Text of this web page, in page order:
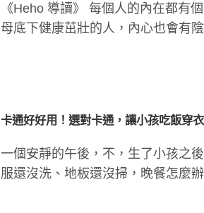
《Heho 導讀》 每個人的內在都有
母底下健康茁壯的人，內心也會有
卡通好好用！選對卡通，讓小孩吃飯穿
一個安靜的午後，不，生了小孩之
服還沒洗、地板還沒掃，晚餐怎麼